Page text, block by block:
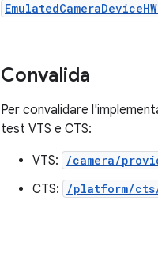
Convalida
Per convalidare
test VTS e CTS:
VTS:
/camera/
CTS: /platform/